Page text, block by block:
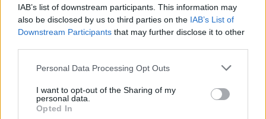
IAB’s list of downstream participants. This information may
also be disclosed by us to third parties on the IAB’s List of
Downstream Participants that may further disclose it to other
Personal Data Processing Opt Outs
I want to opt-out of the Sharing of my
personal data.
Opted In
Το tribulus είναι από τα πιο διαφημισμένα
συμπληρώματα, αλλά η επιστημονική του βάση
είναι πιο περιορισμένη. Η κύρια δράση του
όχι στην αύξηση τεστοστερόνης.
Η δοσολογία κυμαίνεται από 750 έως 1500 mg
ημερησίως.